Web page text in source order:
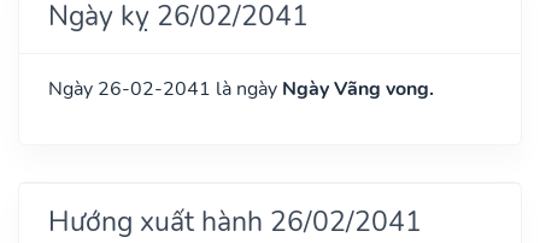
Ngày kỵ 26/02/2041
Ngày 26-02-2041 là ngày Ngày Vãng vong.
Hướng xuất hành 26/02/2041